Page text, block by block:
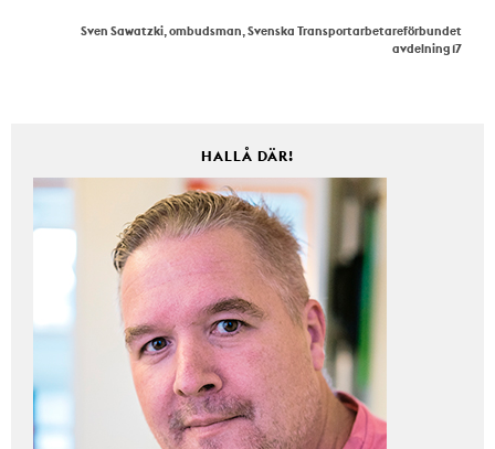
Sven Sawatzki, ombudsman, Svenska Transportarbetareförbundet
avdelning 17
HALLÅ DÄR!